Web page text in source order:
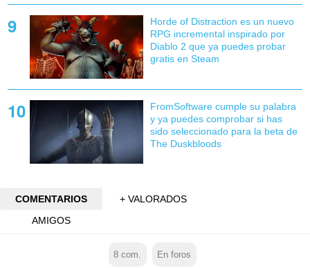
Horde of Distraction es un nuevo
RPG incremental inspirado por
Diablo 2 que ya puedes probar
gratis en Steam
FromSoftware cumple su palabra
y ya puedes comprobar si has
sido seleccionado para la beta de
The Duskbloods
COMENTARIOS
+ VALORADOS
AMIGOS
8 com. En foros